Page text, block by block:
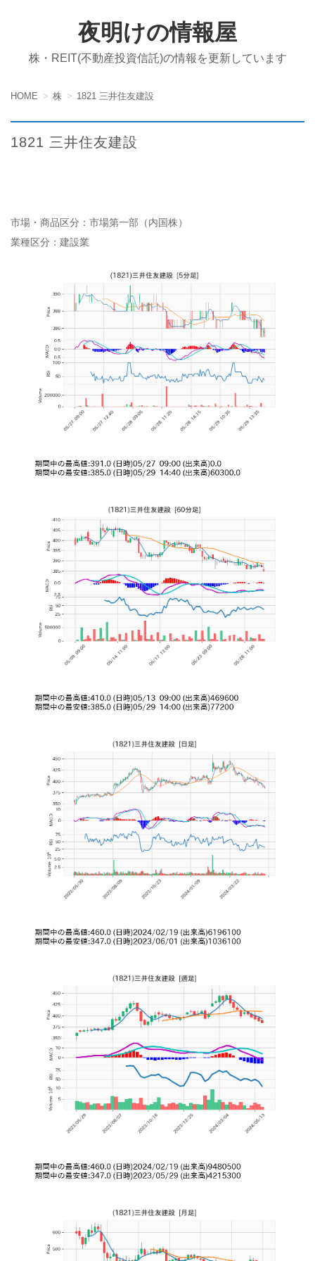
夜明けの情報屋
株・REIT(不動産投資信託)の情報を更新しています
HOME 株 1821 三井住友建設
1821 三井住友建設
市場・商品区分：市場第一部（内国株）
業種区分：建設業